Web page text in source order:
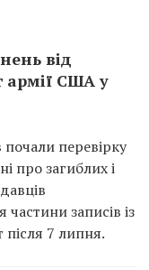
від
армії США у
перевірку
про загиблих і
записів із
після 7 липня.